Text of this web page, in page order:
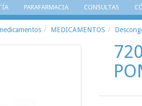
PARAFARMACIA CONSULTAS
MEDICAMENTOS